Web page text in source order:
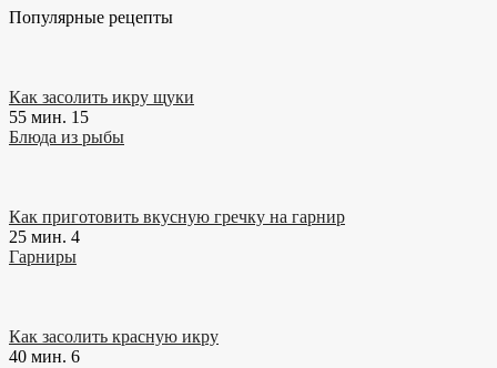
Популярные рецепты
Как засолить икру щуки
55 мин. 15
Блюда из рыбы
Как приготовить вкусную гречку на гарнир
25 мин. 4
Гарниры
Как засолить красную икру
40 мин. 6